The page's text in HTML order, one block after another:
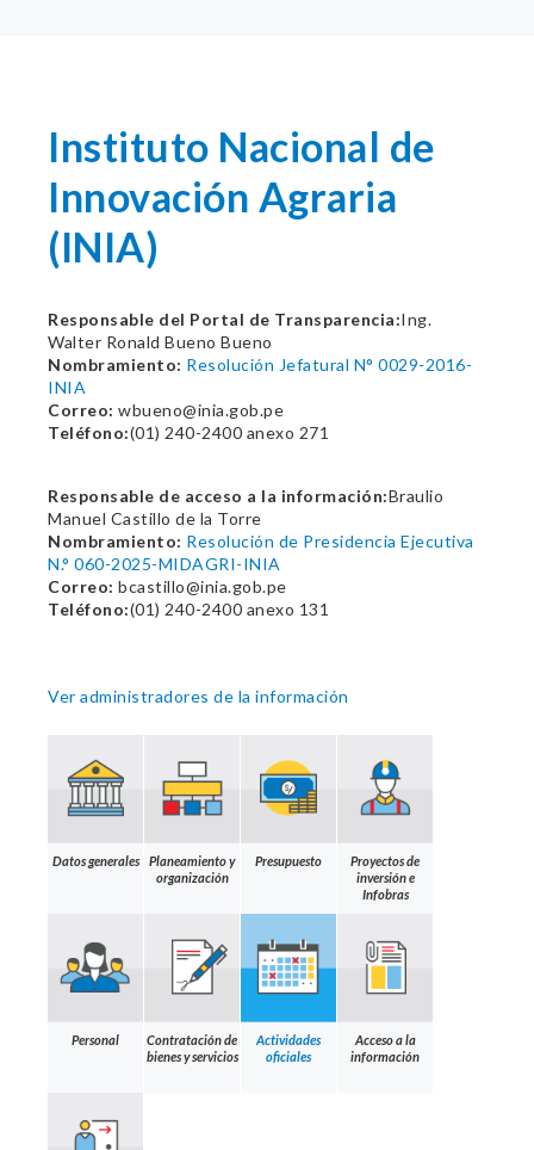
Instituto Nacional de
Innovación Agraria
(INIA)
Responsable del Portal de Transparencia:Ing.
Walter Ronald Bueno Bueno
Nombramiento: Resolución Jefatural N° 0029-2016-
INIA
Correo: wbueno@inia.gob.pe
Teléfono:(01) 240-2400 anexo 271
Responsable de acceso a la información:Braulio
Manuel Castillo de la Torre
Nombramiento: Resolución de Presidencia Ejecutiva
N.° 060-2025-MIDAGRI-INIA
Correo: bcastillo@inia.gob.pe
Teléfono:(01) 240-2400 anexo 131
Ver administradores de la información
Datos generales
Planeamiento y
organización
Presupuesto
Proyectos de
inversión e
Infobras
Personal
Contratación de
bienes y servicios
Actividades
oficiales
Acceso a la
información